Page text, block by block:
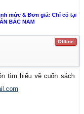
mức & Đơn giá: Chỉ có tại
BẮC NAM
Offline
tìm hiểu về cuốn sách